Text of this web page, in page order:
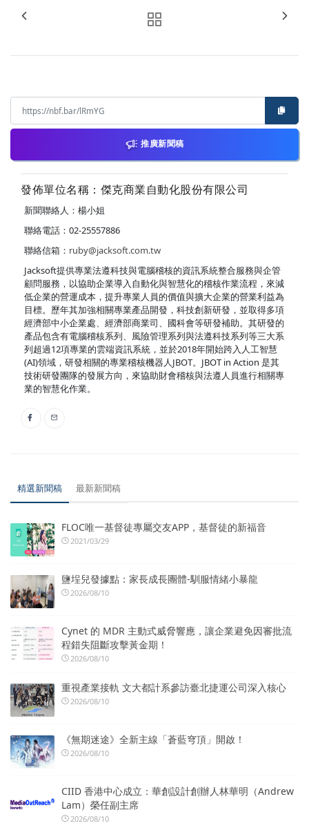
推廣新聞稿
發佈單位名稱：傑克商業自動化股份有限公司
新聞聯絡人：楊小姐
聯絡電話：02-25557886
聯絡信箱： ruby@jacksoft.com.tw
Jacksoft提供專業法遵科技與電腦稽核的資訊系統整合服務與企管
顧問服務，以協助企業導入自動化與智慧化的稽核作業流程，來減
低企業的營運成本，提升專業人員的價值與擴大企業的營業利益為
目標。歷年其加強相關專業產品開發，科技創新研發，並取得多項
經濟部中小企業處、經濟部商業司、國科會等研發補助。其研發的
產品包含有電腦稽核系列、風險管理系列與法遵科技系列等三大系
列超過12項專業的雲端資訊系統，並於2018年開始跨入人工智慧
(AI)領域，研發相關的專業稽核機器人JBOT。JBOT in Action 是其
技術研發團隊的發展方向，來協助財會稽核與法遵人員進行相關專
業的智慧化作業。
精選新聞稿 最新新聞稿
FLOC唯一基督徒專屬交友APP，基督徒的新福音
2021/03/29
鹽埕兒發據點：家長成長團體-馴服情緒小暴龍
2026/08/10
Cynet 的 MDR 主動式威脅響應，讓企業避免因審批流
程錯失阻斷攻擊黃金期！
2026/08/10
重視產業接軌 文大都計系參訪臺北捷運公司深入核心
2026/08/10
《無期迷途》全新主線「蒼藍穹頂」開啟！
2026/08/10
CIID 香港中心成立：華創設計創辦人林華明（Andrew
Lam）榮任副主席
2026/08/10